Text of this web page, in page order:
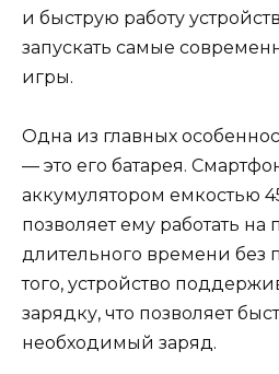
и быструю работу
запускать самые
игры.
Одна из главных
— это его батарея.
аккумулятором емкостью
позволяет ему работать
длительного времени без
того, устройство
зарядку, что позволяет
необходимый заряд.